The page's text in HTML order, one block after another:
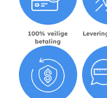
100% veilige
betaling